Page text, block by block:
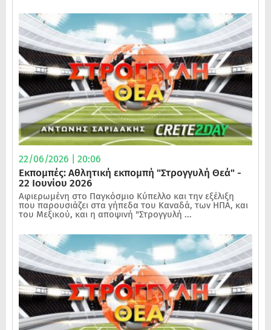
22/06/2026 | 20:06
Εκπομπές: Αθλητική εκπομπή "Στρογγυλή Θεά" -
22 Ιουνίου 2026
Αφιερωμένη στο Παγκόσμιο Κύπελλο και την εξέλιξη
που παρουσιάζει στα γήπεδα του Καναδά, των ΗΠΑ, και
του Μεξικού, και η αποψινή "Στρογγυλή ...